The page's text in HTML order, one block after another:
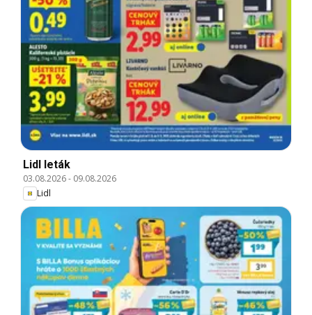
Lidl leták
03.08.2026- 09.08.2026
Lidl